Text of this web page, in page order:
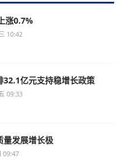
涨0.7%
10:42
32.1亿元支持稳增长政策
09:33
量发展增长极
09:47